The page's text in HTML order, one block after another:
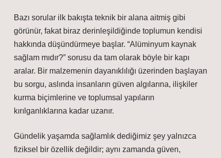
Bazı sorular ilk bakışta teknik bir alana aitmiş gibi
görünür, fakat biraz derinleşildiğinde toplumun kendisi
hakkında düşündürmeye başlar. “Alüminyum kaynak
sağlam mıdır?” sorusu da tam olarak böyle bir kapı
aralar. Bir malzemenin dayanıklılığı üzerinden başlayan
bu sorgu, aslında insanların güven algılarına, ilişkiler
kurma biçimlerine ve toplumsal yapıların
kırılganlıklarına kadar uzanır.
Gündelik yaşamda sağlamlık dediğimiz şey yalnızca
fiziksel bir özellik değildir; aynı zamanda güven,